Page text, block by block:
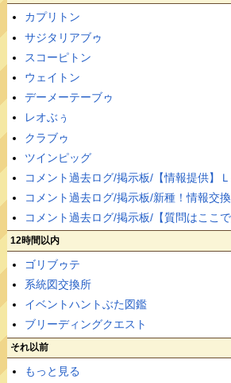
カプリトン
サジタリアブゥ
スコーピトン
ウェイトン
デーメーテーブゥ
レオぶぅ
クラブゥ
ツインピッグ
コメント過去ログ/掲示板/【情報提供】
コメント過去ログ/掲示板/新種！情報交
コメント過去ログ/掲示板/【質問はここ
12時間以内
ゴリブゥテ
系統図交換所
イベントハントぶた図鑑
ブリーディングクエスト
それ以前
もっと見る